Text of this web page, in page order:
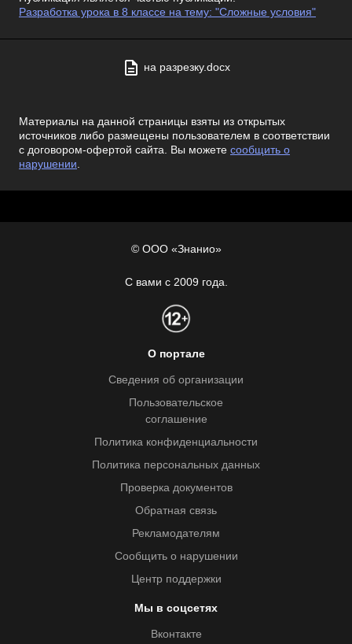
Разработка урока в 8 классе на тему: "Сложные условия"
на разрезку.docx
Материалы на данной страницы взяты из открытых
источников либо размещены пользователем в соответствии
с договором-офертой сайта. Вы можете сообщить о
нарушении.
© ООО «Знанио»
С вами с 2009 года.
О портале
Сведения об организации
Пользовательское
соглашение
Политика конфиденциальности
Политика персональных данных
Проверка документов
Обратная связь
Рекламодателям
Сообщить о нарушении
Центр поддержки
Мы в соцсетях
Вконтакте